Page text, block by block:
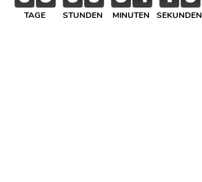
TAGE STUNDEN MINUTEN SEKUNDEN